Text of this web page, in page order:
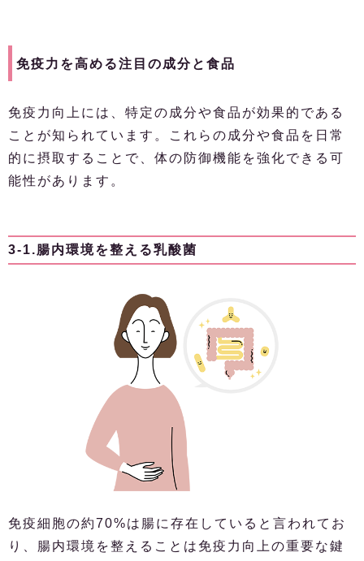
免疫力を高める注目の成分と食品
免疫力向上には、特定の成分や食品が効果的である
ことが知られています。これらの成分や食品を日常
的に摂取することで、体の防御機能を強化できる可
能性があります。
3-1.腸内環境を整える乳酸菌
免疫細胞の約70%は腸に存在していると言われてお
り、腸内環境を整えることは免疫力向上の重要な鍵